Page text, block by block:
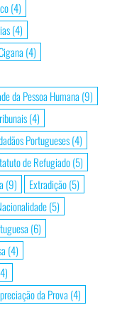
(4)
(4)
(4)
da Pessoa Humana (9)
(4)
Portugueses(4)
de Refugiado(5)
(9) Extradição(5)
(5)
(6)
(4)
da Prova (4)